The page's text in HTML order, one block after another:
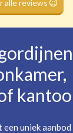
alle reviews
uniek